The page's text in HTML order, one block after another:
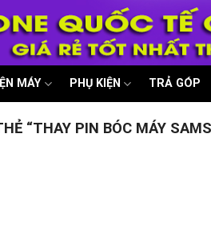
MÁY PHỤ KIỆN TRẢ GÓP
“THAY PIN BÓC MÁY